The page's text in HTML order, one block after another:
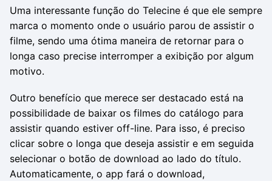
Uma interessante função do Telecine é que ele sempre
marca o momento onde o usuário parou de assistir o
filme, sendo uma ótima maneira de retornar para o
longa caso precise interromper a exibição por algum
motivo.
Outro benefício que merece ser destacado está na
possibilidade de baixar os filmes do catálogo para
assistir quando estiver off-line. Para isso, é preciso
clicar sobre o longa que deseja assistir e em seguida
selecionar o botão de download ao lado do título.
Automaticamente, o app fará o download,